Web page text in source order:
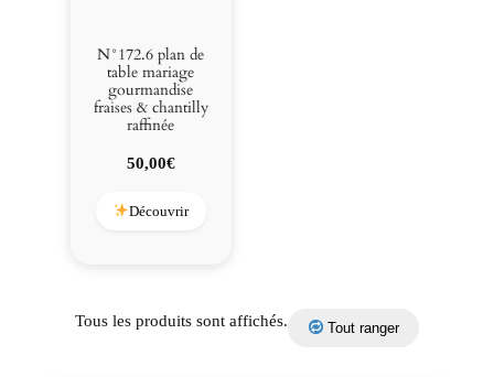
N°172.6 plan de
table mariage
gourmandise
fraises & chantilly
raffinée
50,00€
Découvrir
Tous les produits sont affichés. Tout ranger